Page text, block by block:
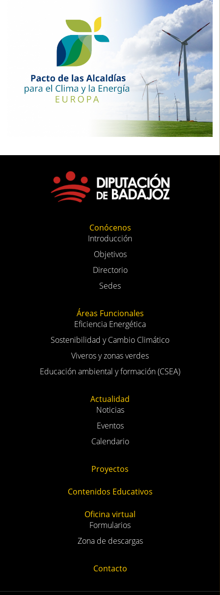
Conócenos
Introducción
Objetivos
Directorio
Sedes
Áreas Funcionales
Eficiencia Energética
Sostenibilidad y Cambio Climático
Viveros y zonas verdes
Educación ambiental y formación (CSEA)
Actualidad
Noticias
Eventos
Calendario
Proyectos
Contenidos Educativos
Oficina virtual
Formularios
Zona de descargas
Contacto